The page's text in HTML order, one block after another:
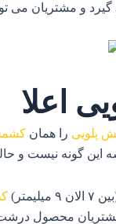
و مشتریان می
اعلا
پلویی را همان
گونه نیست و
محصول درشت‌